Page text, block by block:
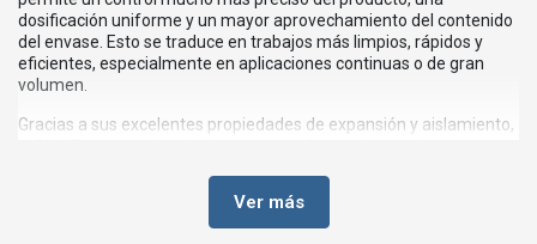
dosificación uniforme y un mayor aprovechamiento del contenido
del envase. Esto se traduce en trabajos más limpios, rápidos y
eficientes, especialmente en aplicaciones continuas o de gran
volumen.
Gracias a sus excelentes propiedades de expansión y aislamiento,
💡VENTAJAS DE LA ESPUMA DE MONTAJE PU 47
Ver más